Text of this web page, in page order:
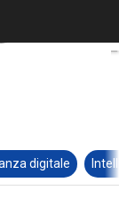
digitale